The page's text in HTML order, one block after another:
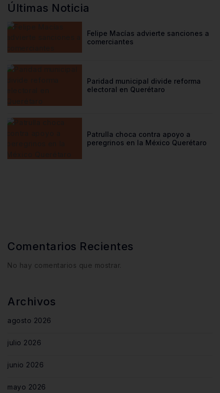
Últimas Noticia
Felipe Macías advierte sanciones a
comerciantes
Paridad municipal divide reforma
electoral en Querétaro
Patrulla choca contra apoyo a
peregrinos en la México Querétaro
Comentarios Recientes
No hay comentarios que mostrar.
Archivos
agosto 2026
julio 2026
junio 2026
mayo 2026